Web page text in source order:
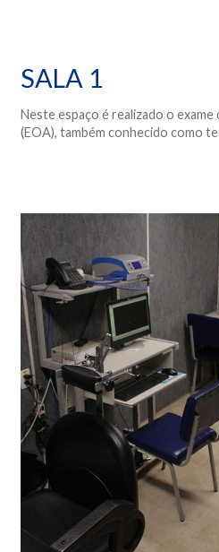
SALA 1
Neste espaço é realizado o
(EOA), também conhecido como